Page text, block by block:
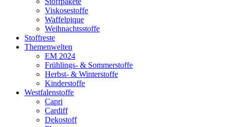
Viskosestoffe
Waffelpique
Weihnachtsstoffe
Stoffreste
Themenwelten
EM 2024
Frühlings- & Sommerstoffe
Herbst- & Winterstoffe
Kinderstoffe
Westfalenstoffe
Capri
Cardiff
Dekostoff